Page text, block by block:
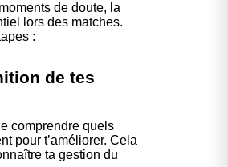
de doute, la
lors des matches.
:
de tes
comprendre quels
pour t’améliorer. Cela
ta gestion du